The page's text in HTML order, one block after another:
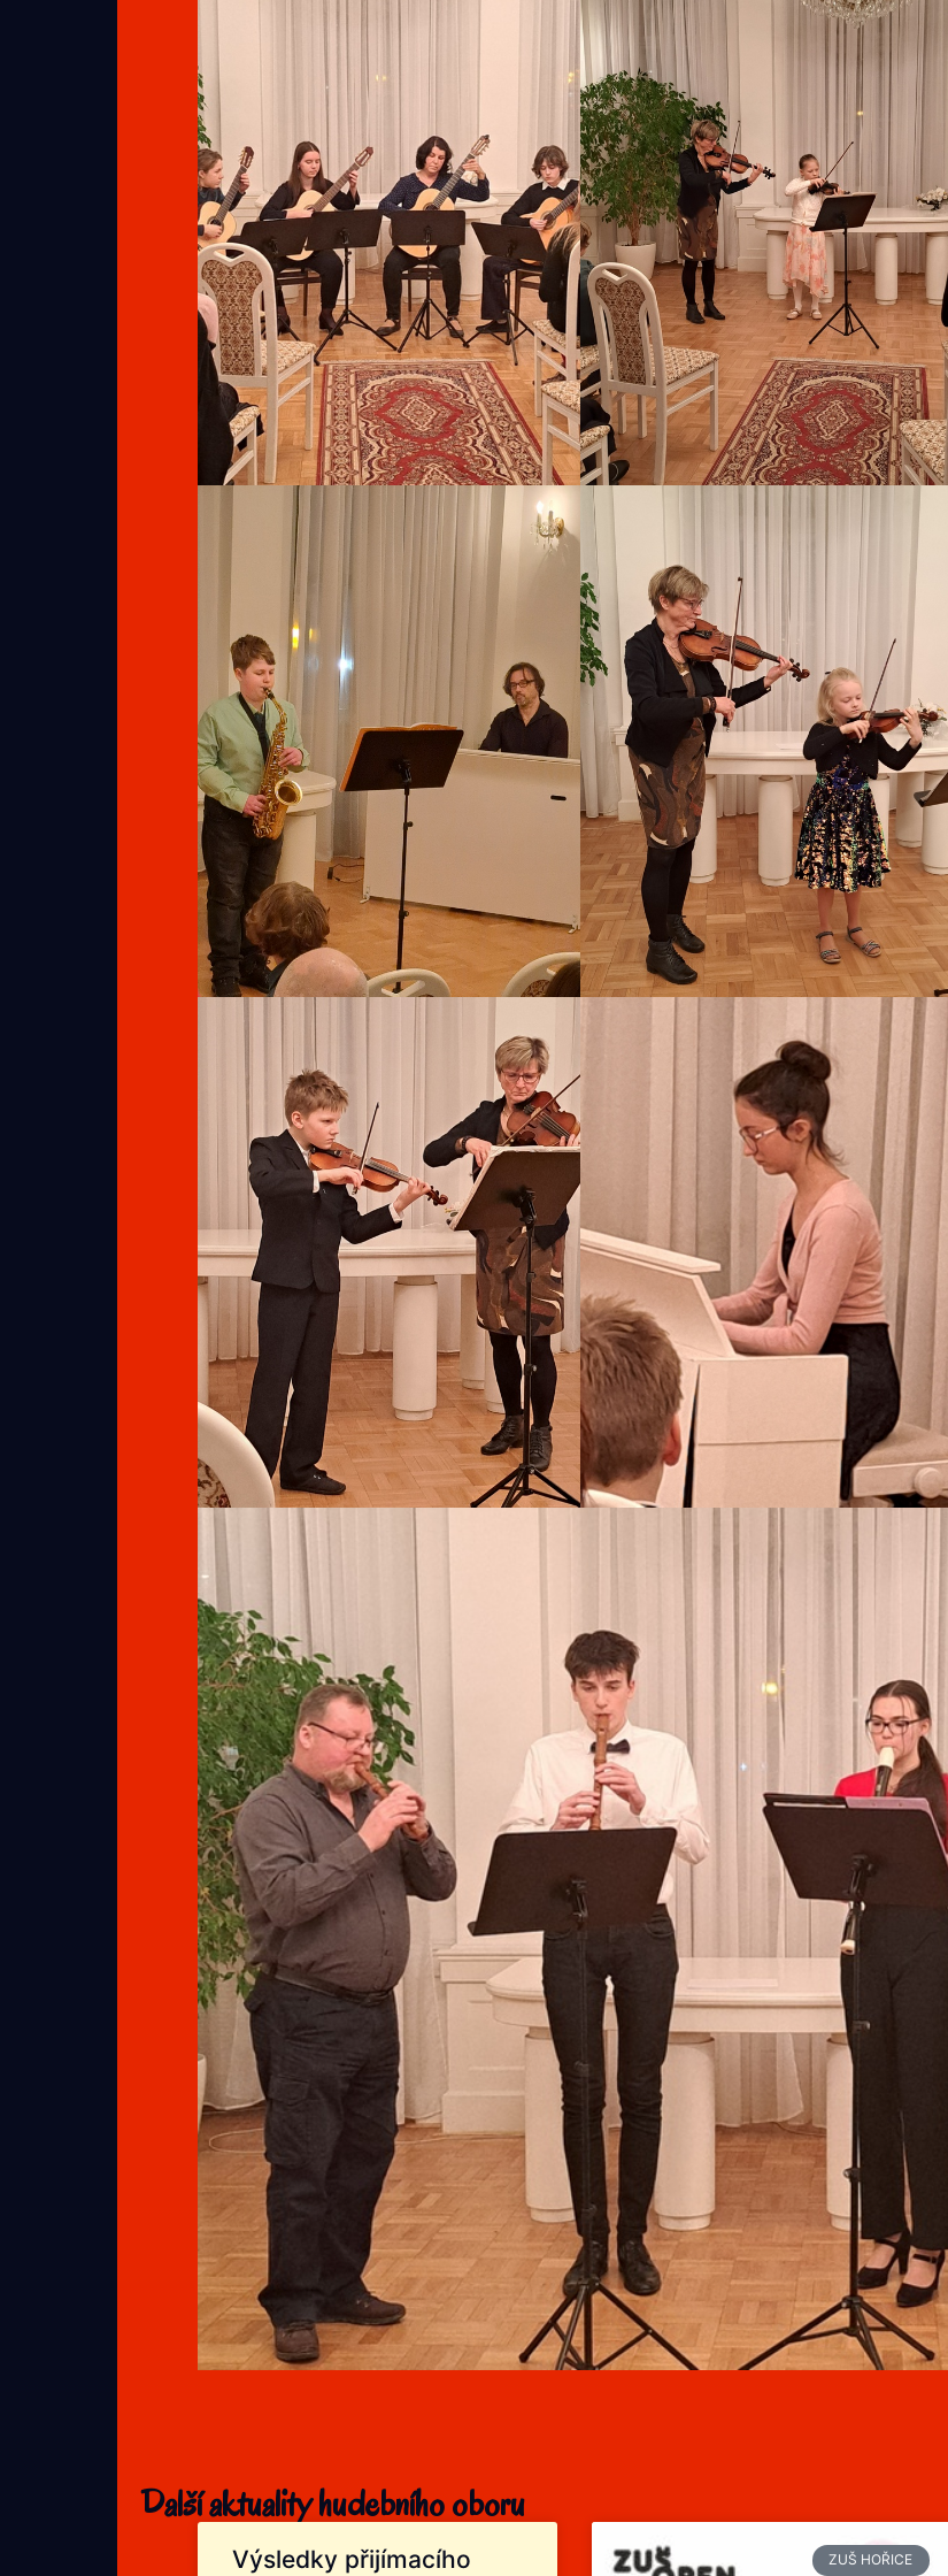
Další aktuality hudebního oboru
Výsledky přijímacího
ZUŠ HOŘICE